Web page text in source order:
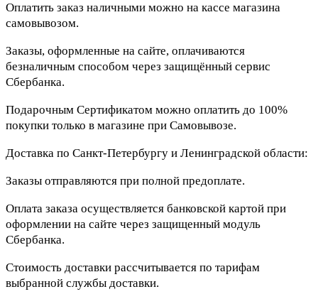
Оплатить заказ наличными можно на кассе магазина
самовывозом.
Заказы, оформленные на сайте, оплачиваются
безналичным способом через защищённый сервис
Сбербанка.
Подарочным Сертификатом можно оплатить до 100%
покупки только в магазине при Самовывозе.
Доставка по Санкт-Петербургу и Ленинградской области:
Заказы отправляются при полной предоплате.
Оплата заказа осуществляется банковской картой при
оформлении на сайте через защищенный модуль
Сбербанка.
Стоимость доставки рассчитывается по тарифам
выбранной службы доставки.